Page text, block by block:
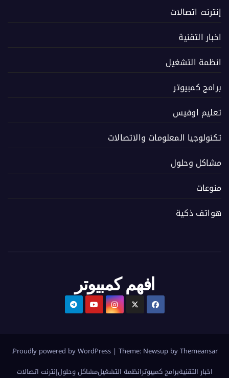
إنترنت اتصالات
اخبار التقنية
انظمة التشغيل
برامج كمبيوتر
تعليم اوفيس
تكنولوجيا المعلومات والاتصالات
مشاكل وحلول
منوعات
هواتف ذكية
افهم كمبيوتر
Proudly powered by WordPress | Theme: Newsup byThemeansar
.
اخبار التقنيةبرامج كمبيوترانظمة التشغيلمشاكل وحلولإنترنت اتصالات